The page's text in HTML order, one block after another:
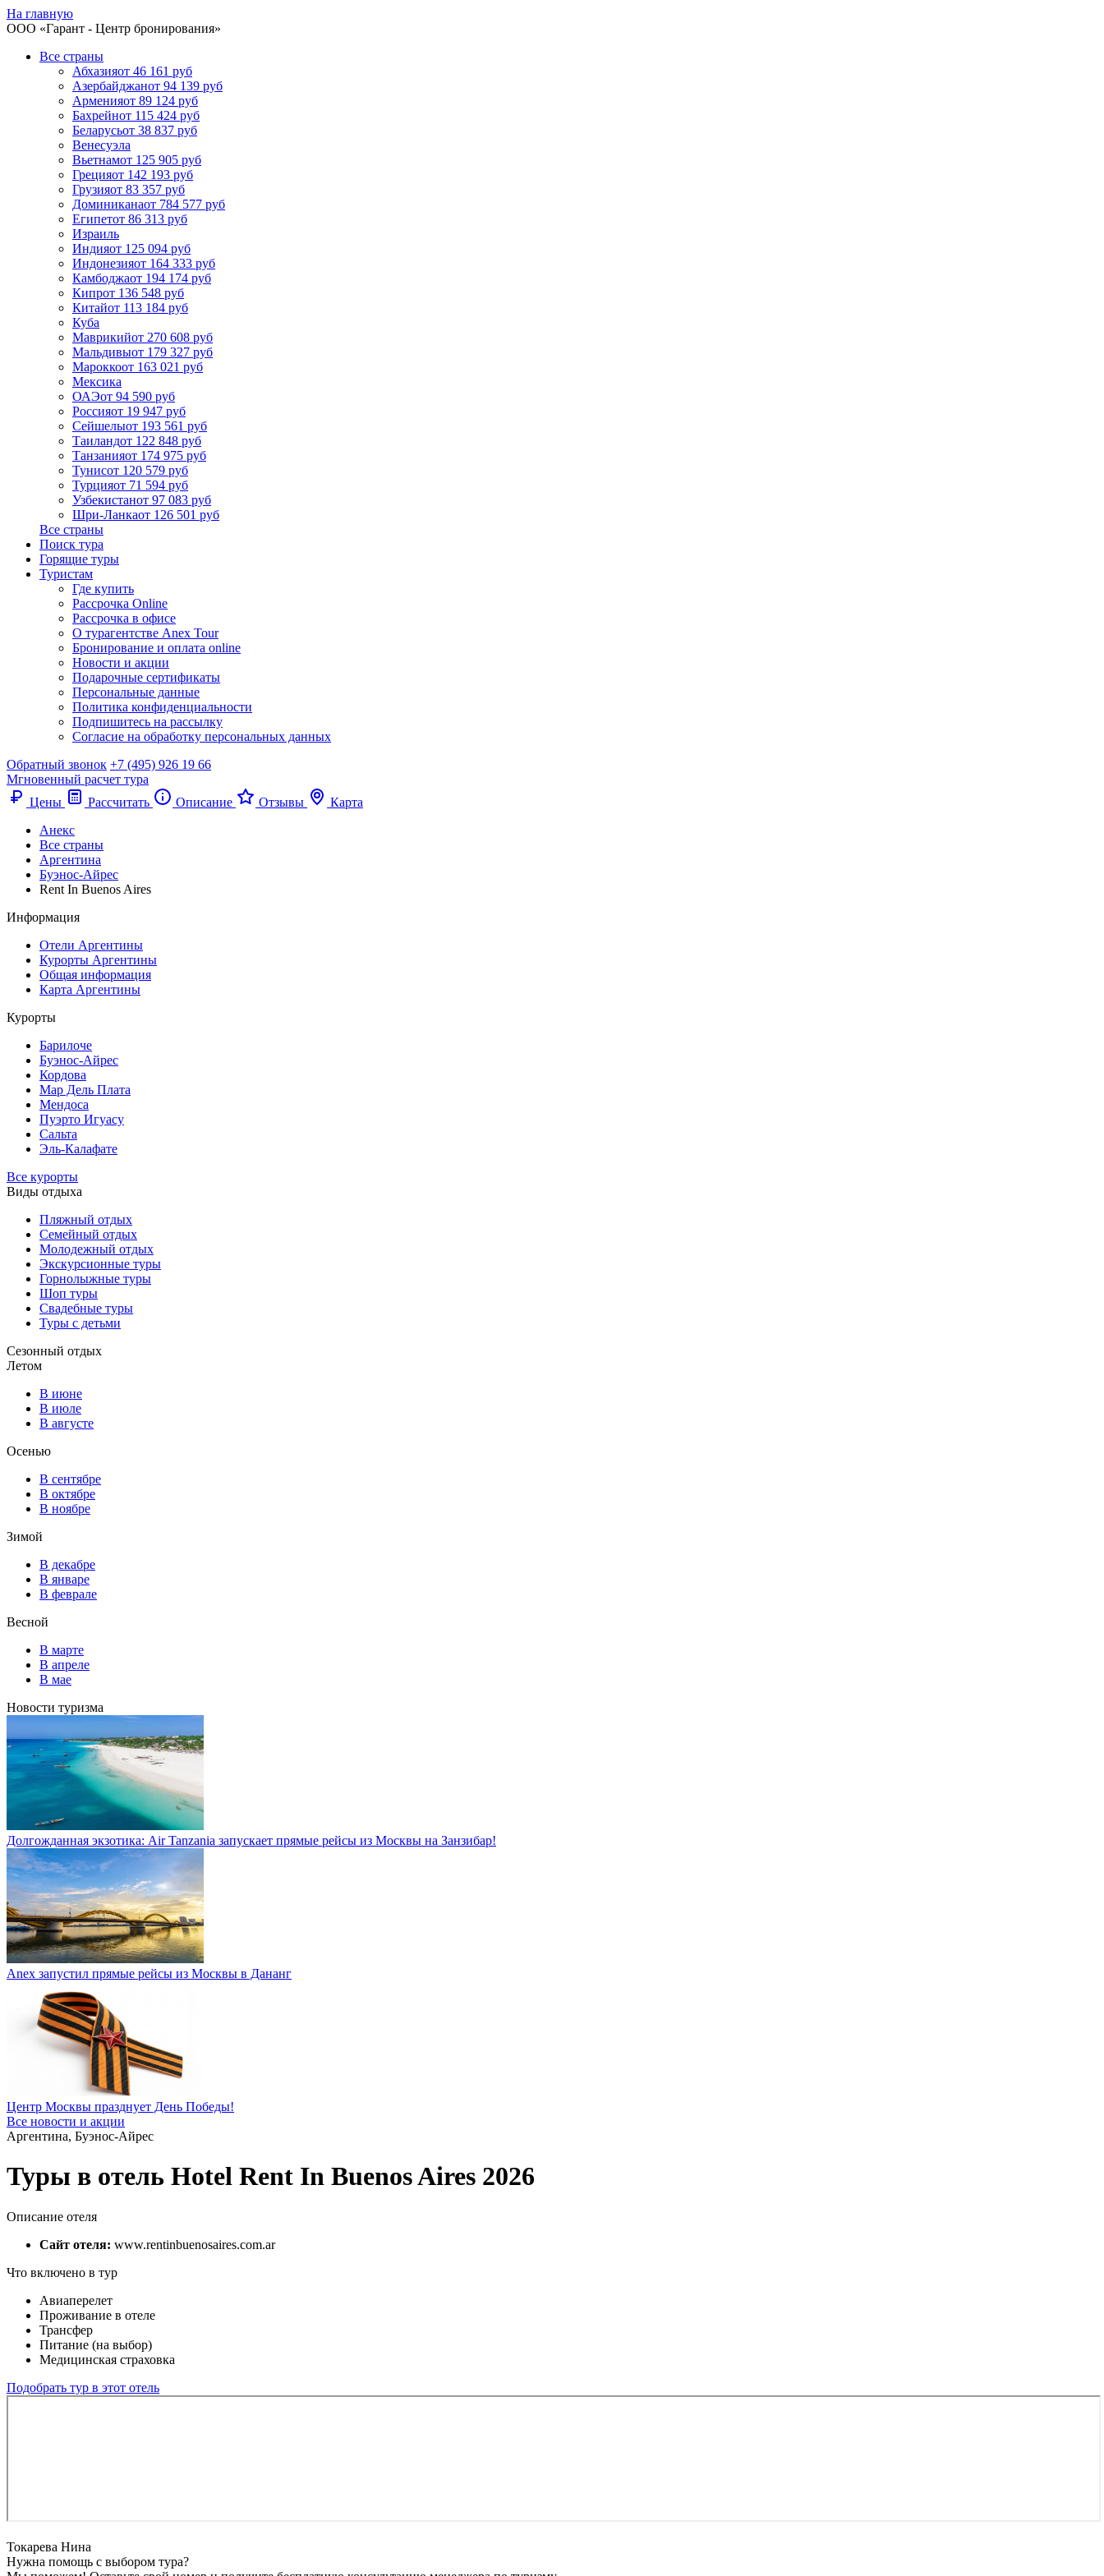
На главную
ООО «Гарант - Центр бронирования»
Все страны
Абхазияот 46 161 руб
Азербайджанот 94 139 руб
Арменияот 89 124 руб
Бахрейнот 115 424 руб
Беларусьот 38 837 руб
Венесуэла
Вьетнамот 125 905 руб
Грецияот 142 193 руб
Грузияот 83 357 руб
Доминиканаот 784 577 руб
Египетот 86 313 руб
Израиль
Индияот 125 094 руб
Индонезияот 164 333 руб
Камбоджаот 194 174 руб
Кипрот 136 548 руб
Китайот 113 184 руб
Куба
Маврикийот 270 608 руб
Мальдивыот 179 327 руб
Мароккоот 163 021 руб
Мексика
ОАЭот 94 590 руб
Россияот 19 947 руб
Сейшелыот 193 561 руб
Таиландот 122 848 руб
Танзанияот 174 975 руб
Тунисот 120 579 руб
Турцияот 71 594 руб
Узбекистанот 97 083 руб
Шри-Ланкаот 126 501 руб
Все страны
Поиск тура
Горящие туры
Туристам
Где купить
Рассрочка Online
Рассрочка в офисе
О турагентстве Anex Tour
Бронирование и оплата online
Новости и акции
Подарочные сертификаты
Персональные данные
Политика конфиденциальности
Подпишитесь на рассылку
Согласие на обработку персональных данных
Обратный звонок +7 (495) 926 19 66
Мгновенный расчет тура
Цены
Рассчитать Описание Отзывы
Карта
Анекс
Все страны
Аргентина
Буэнос-Айрес
Rent In Buenos Aires
Информация
Отели Аргентины
Курорты Аргентины
Общая информация
Карта Аргентины
Курорты
Барилоче
Буэнос-Айрес
Кордова
Мар Дель Плата
Мендоса
Пуэрто Игуасу
Сальта
Эль-Калафате
Все курорты
Виды отдыха
Пляжный отдых
Семейный отдых
Молодежный отдых
Экскурсионные туры
Горнолыжные туры
Шоп туры
Свадебные туры
Туры с детьми
Сезонный отдых
Летом
В июне
В июле
В августе
Осенью
В сентябре
В октябре
В ноябре
Зимой
В декабре
В январе
В феврале
Весной
В марте
В апреле
В мае
Новости туризма
Долгожданная экзотика: Air Tanzania запускает прямые рейсы из Москвы на Занзибар!
Anex запустил прямые рейсы из Москвы в Дананг
Центр Москвы празднует День Победы!
Все новости и акции
Аргентина, Буэнос-Айрес
Туры в отель Hotel Rent In Buenos Aires 2026
Описание отеля
Сайт отеля: www.rentinbuenosaires.com.ar
Что включено в тур
Авиаперелет
Проживание в отеле
Трансфер
Питание (на выбор)
Медицинская страховка
Подобрать тур в этот отель
Токарева Нина
Нужна помощь с выбором тура?